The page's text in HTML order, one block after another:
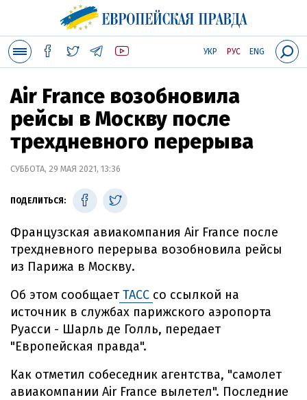
УКР РУС ENG
Air France возобновила
рейсы в Москву после
трехдневного перерыва
СУББОТА, 29 МАЯ 2021, 13:36
ПОДЕЛИТЬСЯ:
Французская авиакомпания Air France после
трехдневного перерыва возобновила рейсы
из Парижа в Москву.
Об этом сообщает ТАСС со ссылкой на
источник в службах парижского аэропорта
Руасси - Шарль де Голль, передает
"Европейская правда".
Как отметил собеседник агентства, "самолет
авиакомпании Air France вылетел". Последние